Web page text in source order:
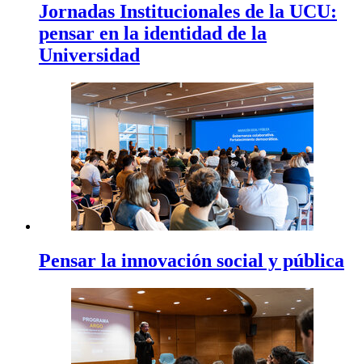
Jornadas Institucionales de la UCU:
pensar en la identidad de la
Universidad
Pensar la innovación social y pública